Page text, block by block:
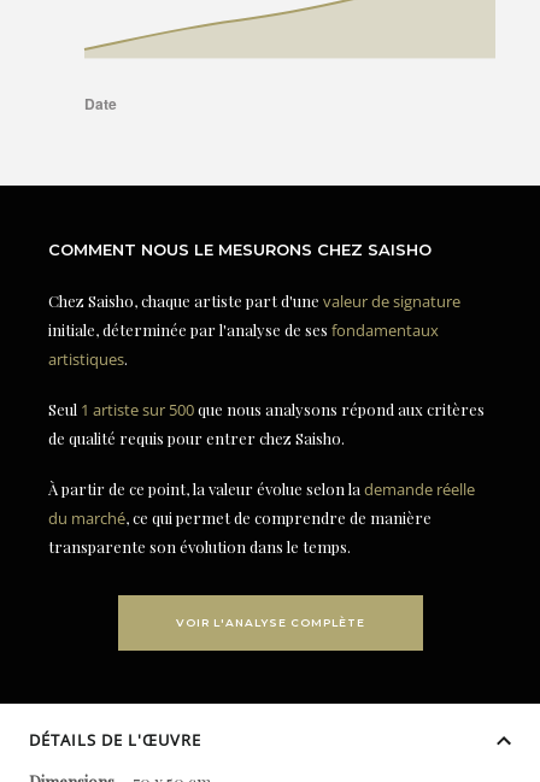
COMMENT NOUS LE MESURONS CHEZ SAISHO
Chez Saisho, chaque artiste part d'une valeur de signature
initiale, déterminée par l'analyse de ses fondamentaux
artistiques.
Seul 1 artiste sur 500que nous analysons répond aux critères
de qualité requis pour entrer chez Saisho.
À partir de ce point, la valeur évolue selon la demande réelle
du marché, ce qui permet de comprendre de manière
transparente son évolution dans le temps.
VOIR L'ANALYSE COMPLÈTE
DÉTAILS DE L'ŒUVRE